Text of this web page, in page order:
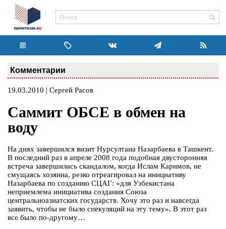
Комментарии
19.03.2010 | Сергей Расов
Саммит ОБСЕ в обмен на
воду
На днях завершился визит Нурсултана Назарбаева в Ташкент.
В последний раз в апреле 2008 года подобная двусторонняя
встреча завершилась скандалом, когда Ислам Каримов, не
смущаясь хозяина, резко отреагировал на инициативу
Назарбаева по созданию СЦАГ: «для Узбекистана
неприемлема инициатива создания Союза
центральноазиатских государств. Хочу это раз и навсегда
заявить, чтобы не было спекуляций на эту тему». В этот раз
все было по-другому…